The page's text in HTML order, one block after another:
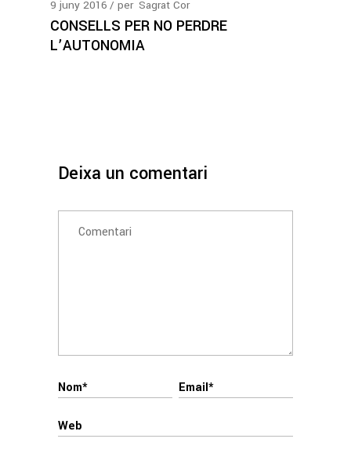
9 juny 2016 per Sagrat Cor
CONSELLS PER NO PERDRE
L’AUTONOMIA
Deixa un comentari